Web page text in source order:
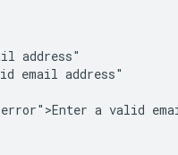
address"
email address"
a valid